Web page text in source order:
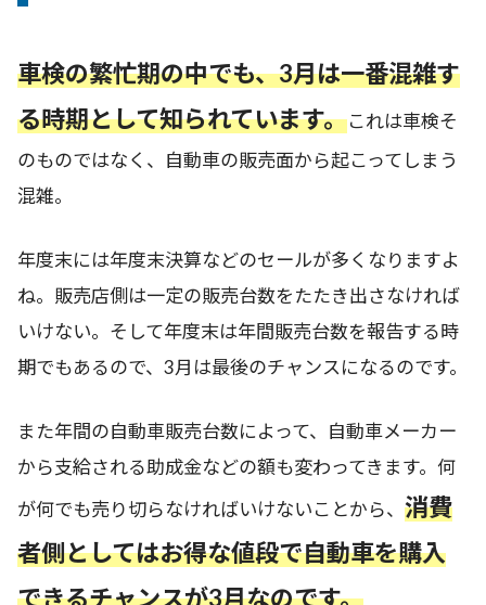
車検の繁忙期の中でも、3月は一番混雑す
る時期として知られています。これは車検そ
のものではなく、自動車の販売面から起こってしまう
混雑。
年度末には年度末決算などのセールが多くなりますよ
ね。販売店側は一定の販売台数をたたき出さなければ
いけない。そして年度末は年間販売台数を報告する時
期でもあるので、3月は最後のチャンスになるのです。
また年間の自動車販売台数によって、自動車メーカー
から支給される助成金などの額も変わってきます。何
が何でも売り切らなければいけないことから、 消費
者側としてはお得な値段で自動車を購入
できるチャンスが3月なのです。